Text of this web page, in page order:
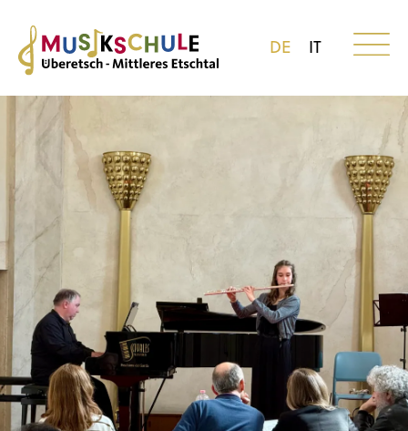
DE IT